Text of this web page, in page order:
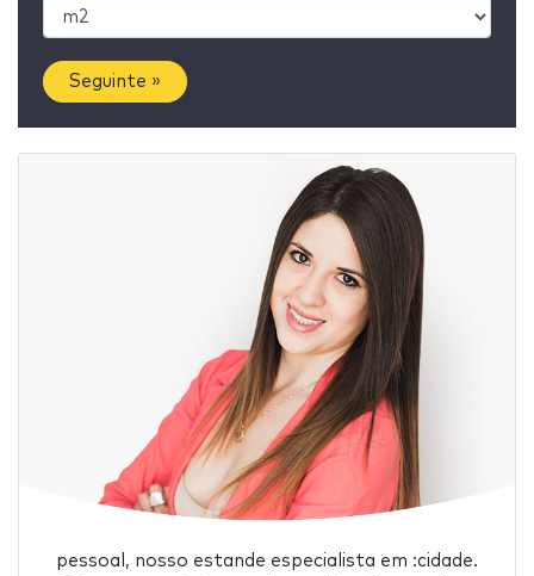
Seguinte »
pessoal, nosso estande especialista em :cidade.